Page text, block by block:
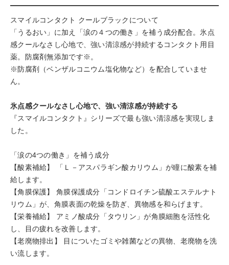
スマイルコンタクト クールブラックについて
「うるおい」に加え「涙の４つの働き」を補う成分配合。氷点
感クールなさし心地で、強い清涼感が持続するコンタクト用目
薬。防腐剤無添加です※。
※防腐剤（ベンザルコニウム塩化物など）を配合していませ
ん。
氷点感クールなさし心地で、強い清涼感が持続する
『スマイルコンタクト』シリーズで最も強い清涼感を実現しま
した。
「涙の4つの働き」を補う成分
【酸素補給】 「Ｌ－アスパラギン酸カリウム」が瞳に酸素を補
給します。
【角膜保護】 角膜保護成分「コンドロイチン硫酸エステルナト
リウム」が、角膜表面の乾燥を防ぎ、異物感を和らげます。
【栄養補給】 アミノ酸成分「タウリン」が角膜細胞を活性化
し、目の疲れを改善します。
【老廃物排出】 目についたゴミや雑菌などの異物、老廃物を洗
い流します。